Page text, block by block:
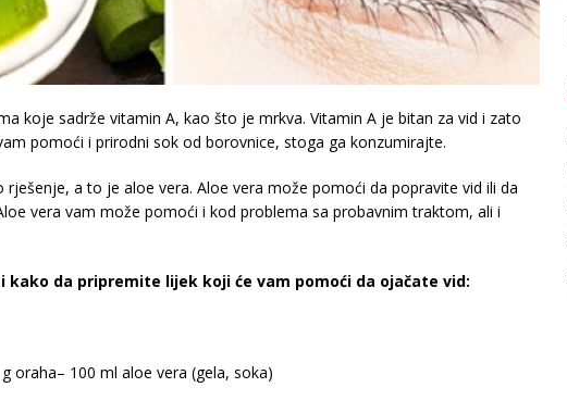
koje sadrže vitamin A, kao što je mrkva. Vitamin A je bitan za vid i zato
pomoći i prirodni sok od borovnice, stoga ga konzumirajte.
a to je aloe vera. Aloe vera može pomoći da popravite vid ili da
vera vam može pomoći i kod problema sa probavnim traktom, ali i
kako da pripremite lijek koji će vam pomoći da ojačate vid:
oraha– 100 ml aloe vera (gela, soka)